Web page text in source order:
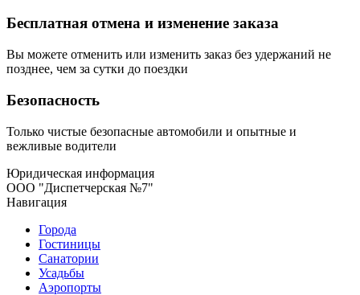
Бесплатная отмена и изменение заказа
Вы можете отменить или изменить заказ без удержаний не
позднее, чем за сутки до поездки
Безопасность
Только чистые безопасные автомобили и опытные и
вежливые водители
Юридическая информация
ООО "Диспетчерская №7"
Навигация
Города
Гостиницы
Санатории
Усадьбы
Аэропорты